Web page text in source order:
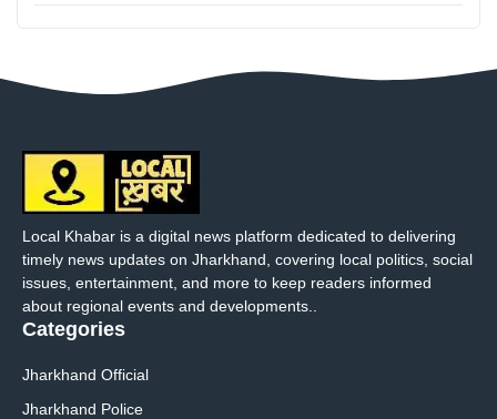
Local Khabar is a digital news platform dedicated to delivering
timely news updates on Jharkhand, covering local politics, social
issues, entertainment, and more to keep readers informed
about regional events and developments..
Categories
Jharkhand Official
Jharkhand Police